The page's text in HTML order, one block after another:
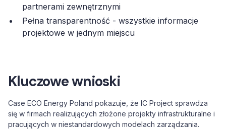
partnerami zewnętrznymi
Pełna transparentność - wszystkie informacje
projektowe w jednym miejscu
Kluczowe wnioski
Case ECO Energy Poland pokazuje, że IC Project sprawdza
się w firmach realizujących złożone projekty infrastrukturalne i
pracujących w niestandardowych modelach zarządzania.